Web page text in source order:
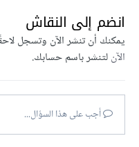
انضم إلى النقاش
يمكنك أن تنشر الآن وتسجل
الآنلتنشر باسم حسابك.
أجب على هذا السؤال...